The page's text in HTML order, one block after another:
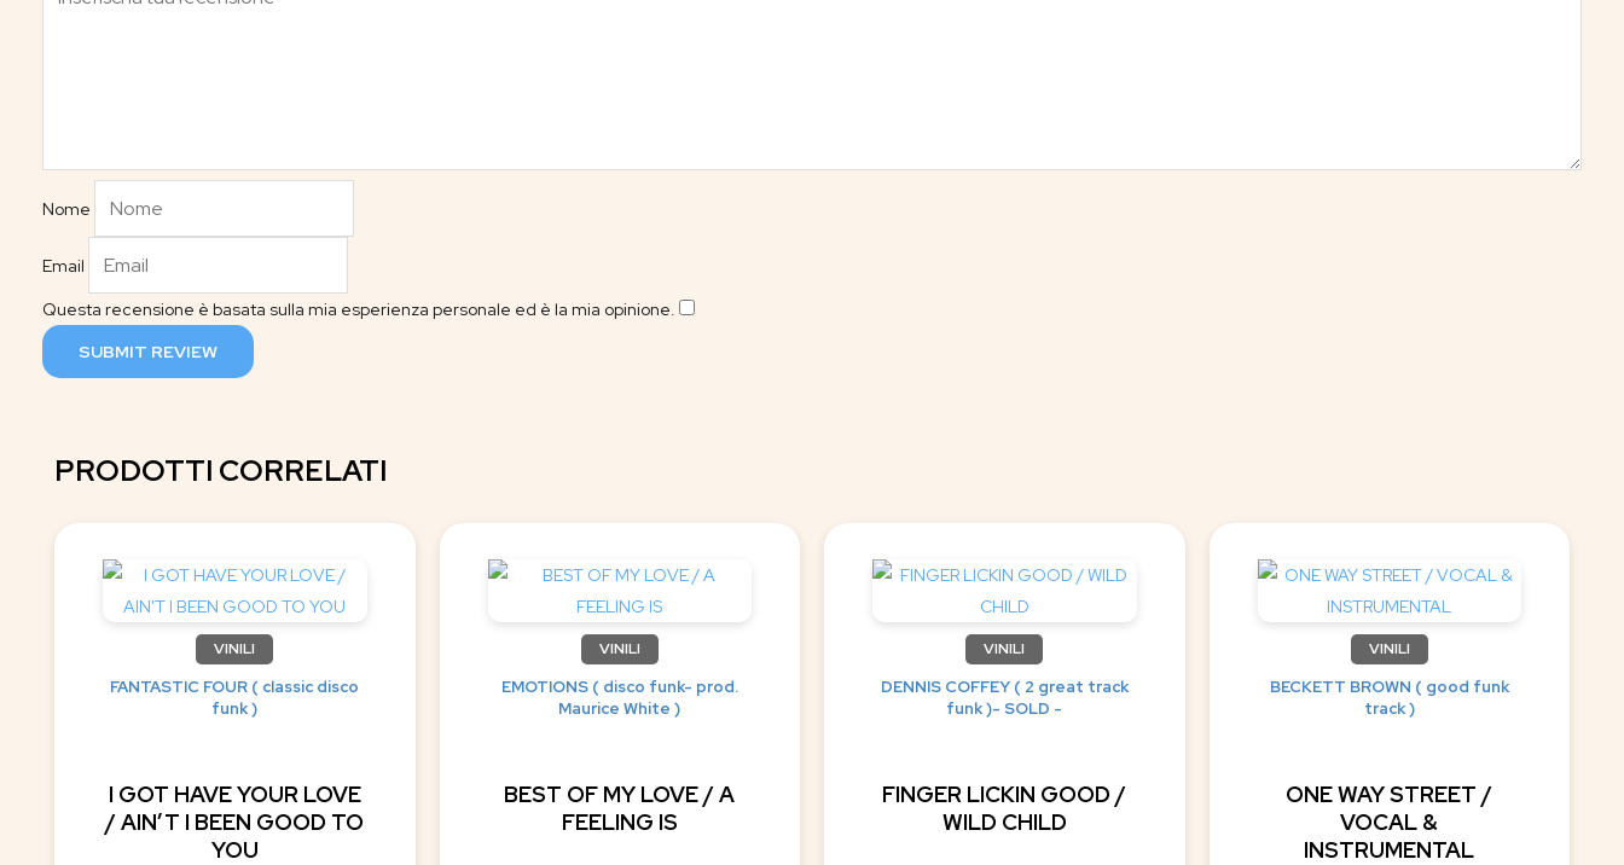
Nome
Email
Questa recensione è basata sulla mia esperienza personale ed è la mia opinione.
SUBMIT REVIEW
PRODOTTI CORRELATI
VINILI
FANTASTIC FOUR ( classic disco
funk )
I GOT HAVE YOUR LOVE
/ AIN’T I BEEN GOOD TO
YOU
VINILI
EMOTIONS ( disco funk- prod.
Maurice White )
BEST OF MY LOVE / A
FEELING IS
VINILI
DENNIS COFFEY ( 2 great track
funk )- SOLD -
FINGER LICKIN GOOD /
WILD CHILD
VINILI
BECKETT BROWN ( good funk
track )
ONE WAY STREET /
VOCAL &
INSTRUMENTAL